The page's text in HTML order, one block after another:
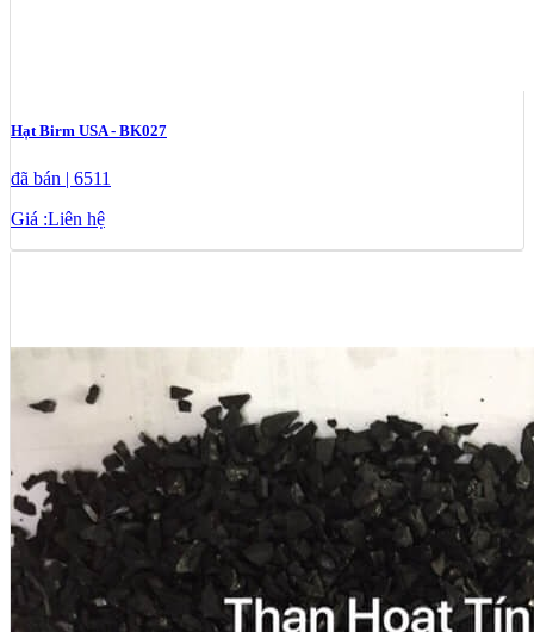
Hạt Birm USA - BK027
đã bán | 6511
Giá :Liên hệ